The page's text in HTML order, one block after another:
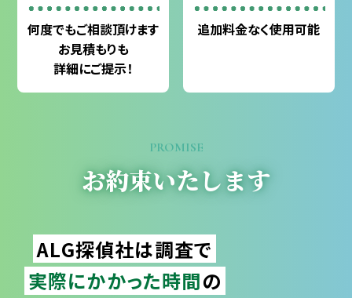
何度でもご相談頂けます
お見積もりも
詳細にご提示！
追加料金なく使用可能
お約束いたします
ALG探偵社は調査で
実際にかかった時間の